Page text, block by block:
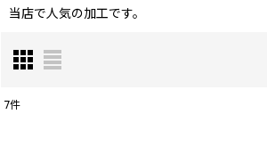
当店で人気の加工です。
7件